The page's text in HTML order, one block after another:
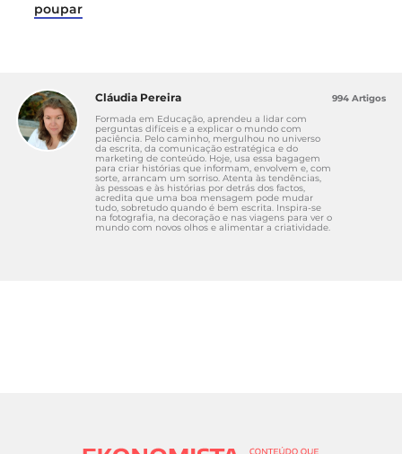
poupar
Cláudia Pereira
Formada em Educação, aprendeu a lidar com
perguntas difíceis e a explicar o mundo com
paciência. Pelo caminho, mergulhou no universo
da escrita, da comunicação estratégica e do
marketing de conteúdo. Hoje, usa essa bagagem
para criar histórias que informam, envolvem e, com
sorte, arrancam um sorriso. Atenta às tendências,
às pessoas e às histórias por detrás dos factos,
acredita que uma boa mensagem pode mudar
tudo, sobretudo quando é bem escrita. Inspira-se
na fotografia, na decoração e nas viagens para ver o
mundo com novos olhos e alimentar a criatividade.
994 Artigos